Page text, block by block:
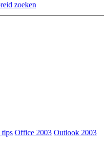
zoeken
Office 2003 Outlook 2003